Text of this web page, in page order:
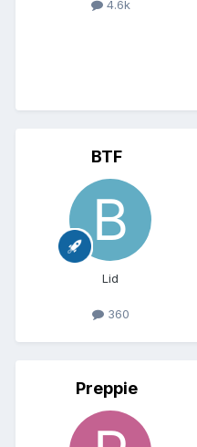
4.6k
BTF
Lid
360
Preppie